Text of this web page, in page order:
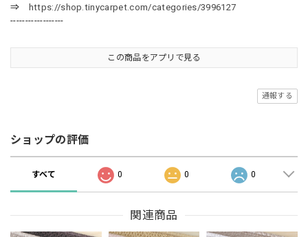
⇒
https://shop.tinycarpet.com/categories/3996127
------------------
この商品をアプリで見る
通報する
ショップの評価
すべて 0 0 0
関連商品